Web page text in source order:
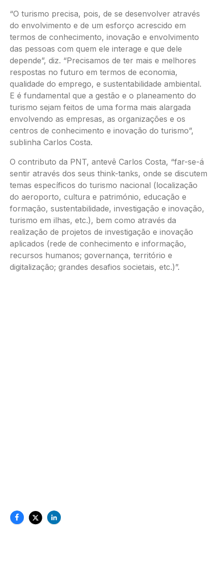
“O turismo precisa, pois, de se desenvolver através
do envolvimento e de um esforço acrescido em
termos de conhecimento, inovação e envolvimento
das pessoas com quem ele interage e que dele
depende”, diz. “Precisamos de ter mais e melhores
respostas no futuro em termos de economia,
qualidade do emprego, e sustentabilidade ambiental.
E é fundamental que a gestão e o planeamento do
turismo sejam feitos de uma forma mais alargada
envolvendo as empresas, as organizações e os
centros de conhecimento e inovação do turismo”,
sublinha Carlos Costa.
O contributo da PNT, antevê Carlos Costa, “far-se-á
sentir através dos seus think-tanks, onde se discutem
temas específicos do turismo nacional (localização
do aeroporto, cultura e património, educação e
formação, sustentabilidade, investigação e inovação,
turismo em ilhas, etc.), bem como através da
realização de projetos de investigação e inovação
aplicados (rede de conhecimento e informação,
recursos humanos; governança, território e
digitalização; grandes desafios societais, etc.)”.